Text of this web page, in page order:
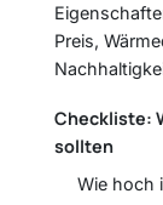
Preis,
Checkliste:
sollten
Wie hoch